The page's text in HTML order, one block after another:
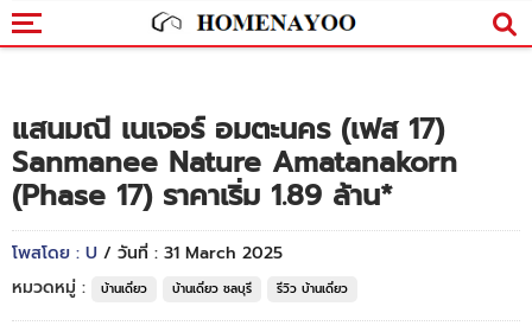
แสนมณี เนเจอร์ อมตะนคร (เฟส 17)
Sanmanee Nature Amatanakorn
(Phase 17) ราคาเริ่ม 1.89 ล้าน*
โพสโดย : U / วันที่ : 31 March 2025
หมวดหมู่ :
บ้านเดี่ยว บ้านเดี่ยว ชลบุรี รีวิว บ้านเดี่ยว